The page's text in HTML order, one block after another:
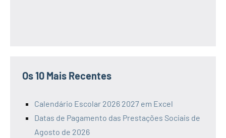
Os 10 Mais Recentes
Calendário Escolar 2026 2027 em Excel
Datas de Pagamento das Prestações Sociais de
Agosto de 2026